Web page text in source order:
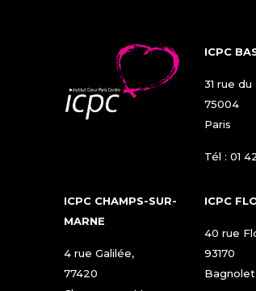
ICPC
31 rue
75004
Paris
Tél : 01
ICPC CHAMPS-SUR-
MARNE
4 rue Galilée,
77420
ICPC
40 rue
93170
Bagnolet